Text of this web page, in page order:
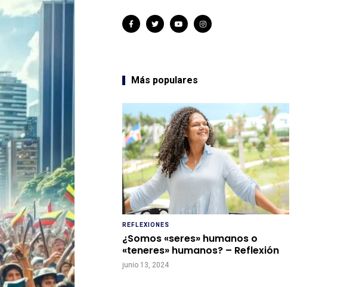
Más populares
REFLEXIONES
¿Somos «seres» humanos o
«teneres» humanos? – Reflexión
junio 13, 2024